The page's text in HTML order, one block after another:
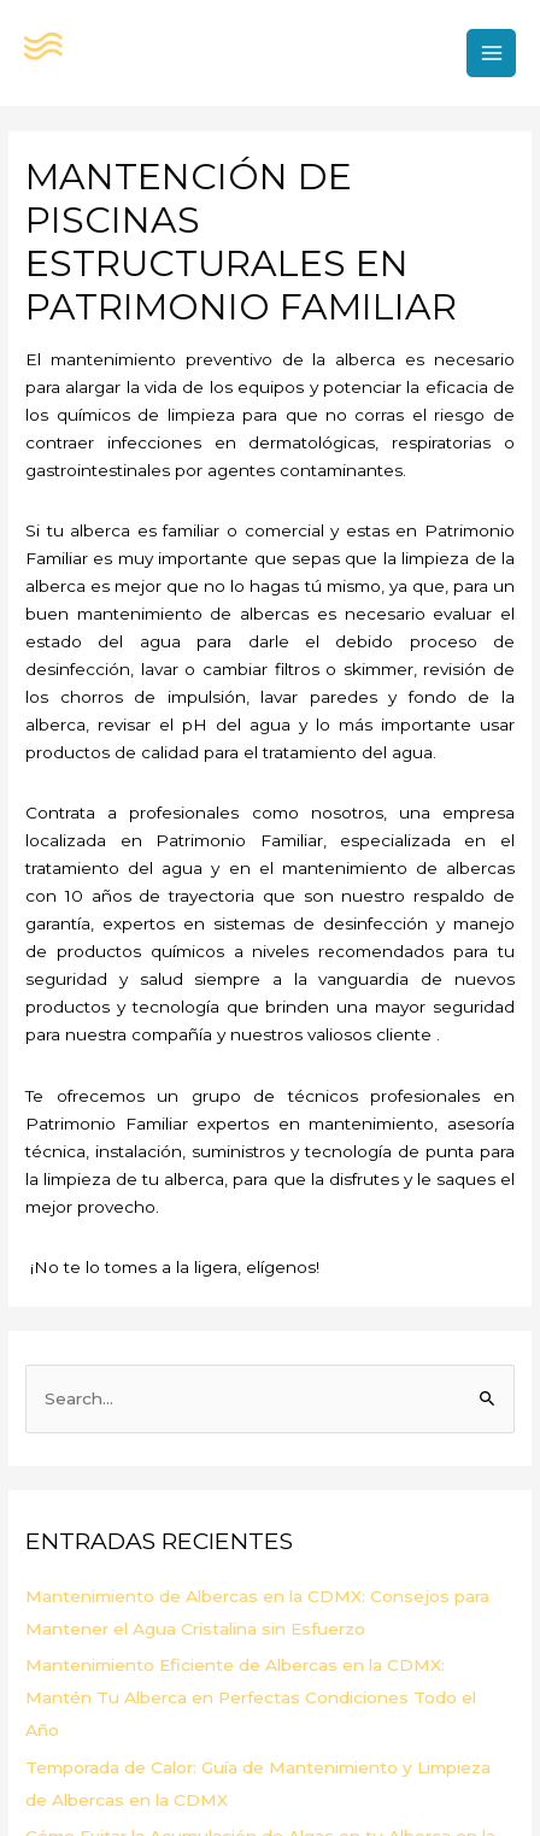
MANTENCIÓN DE
PISCINAS
ESTRUCTURALES EN
PATRIMONIO FAMILIAR
El mantenimiento preventivo de la alberca es necesario
para alargar la vida de los equipos y potenciar la eficacia de
los químicos de limpieza para que no corras el riesgo de
contraer infecciones en dermatológicas, respiratorias o
gastrointestinales por agentes contaminantes.
Si tu alberca es familiar o comercial y estas en Patrimonio
Familiar es muy importante que sepas que la limpieza de la
alberca es mejor que no lo hagas tú mismo, ya que, para un
buen mantenimiento de albercas es necesario evaluar el
estado del agua para darle el debido proceso de
desinfección, lavar o cambiar filtros o skimmer, revisión de
los chorros de impulsión, lavar paredes y fondo de la
alberca, revisar el pH del agua y lo más importante usar
productos de calidad para el tratamiento del agua.
Contrata a profesionales como nosotros, una empresa
localizada en Patrimonio Familiar, especializada en el
tratamiento del agua y en el mantenimiento de albercas
con 10 años de trayectoria que son nuestro respaldo de
garantía, expertos en sistemas de desinfección y manejo
de productos químicos a niveles recomendados para tu
seguridad y salud siempre a la vanguardia de nuevos
productos y tecnología que brinden una mayor seguridad
para nuestra compañía y nuestros valiosos cliente .
Te ofrecemos un grupo de técnicos profesionales en
Patrimonio Familiar expertos en mantenimiento, asesoría
técnica, instalación, suministros y tecnología de punta para
la limpieza de tu alberca, para que la disfrutes y le saques el
mejor provecho.
¡No te lo tomes a la ligera, elígenos!
r
o
r
:
ENTRADAS RECIENTES
Mantenimiento de Albercas en la CDMX: Consejos para
Mantener el Agua Cristalina sin Esfuerzo
Mantenimiento Eficiente de Albercas en la CDMX:
Mantén Tu Alberca en Perfectas Condiciones Todo el
Año
Temporada de Calor: Guía de Mantenimiento y Limpieza
de Albercas en la CDMX